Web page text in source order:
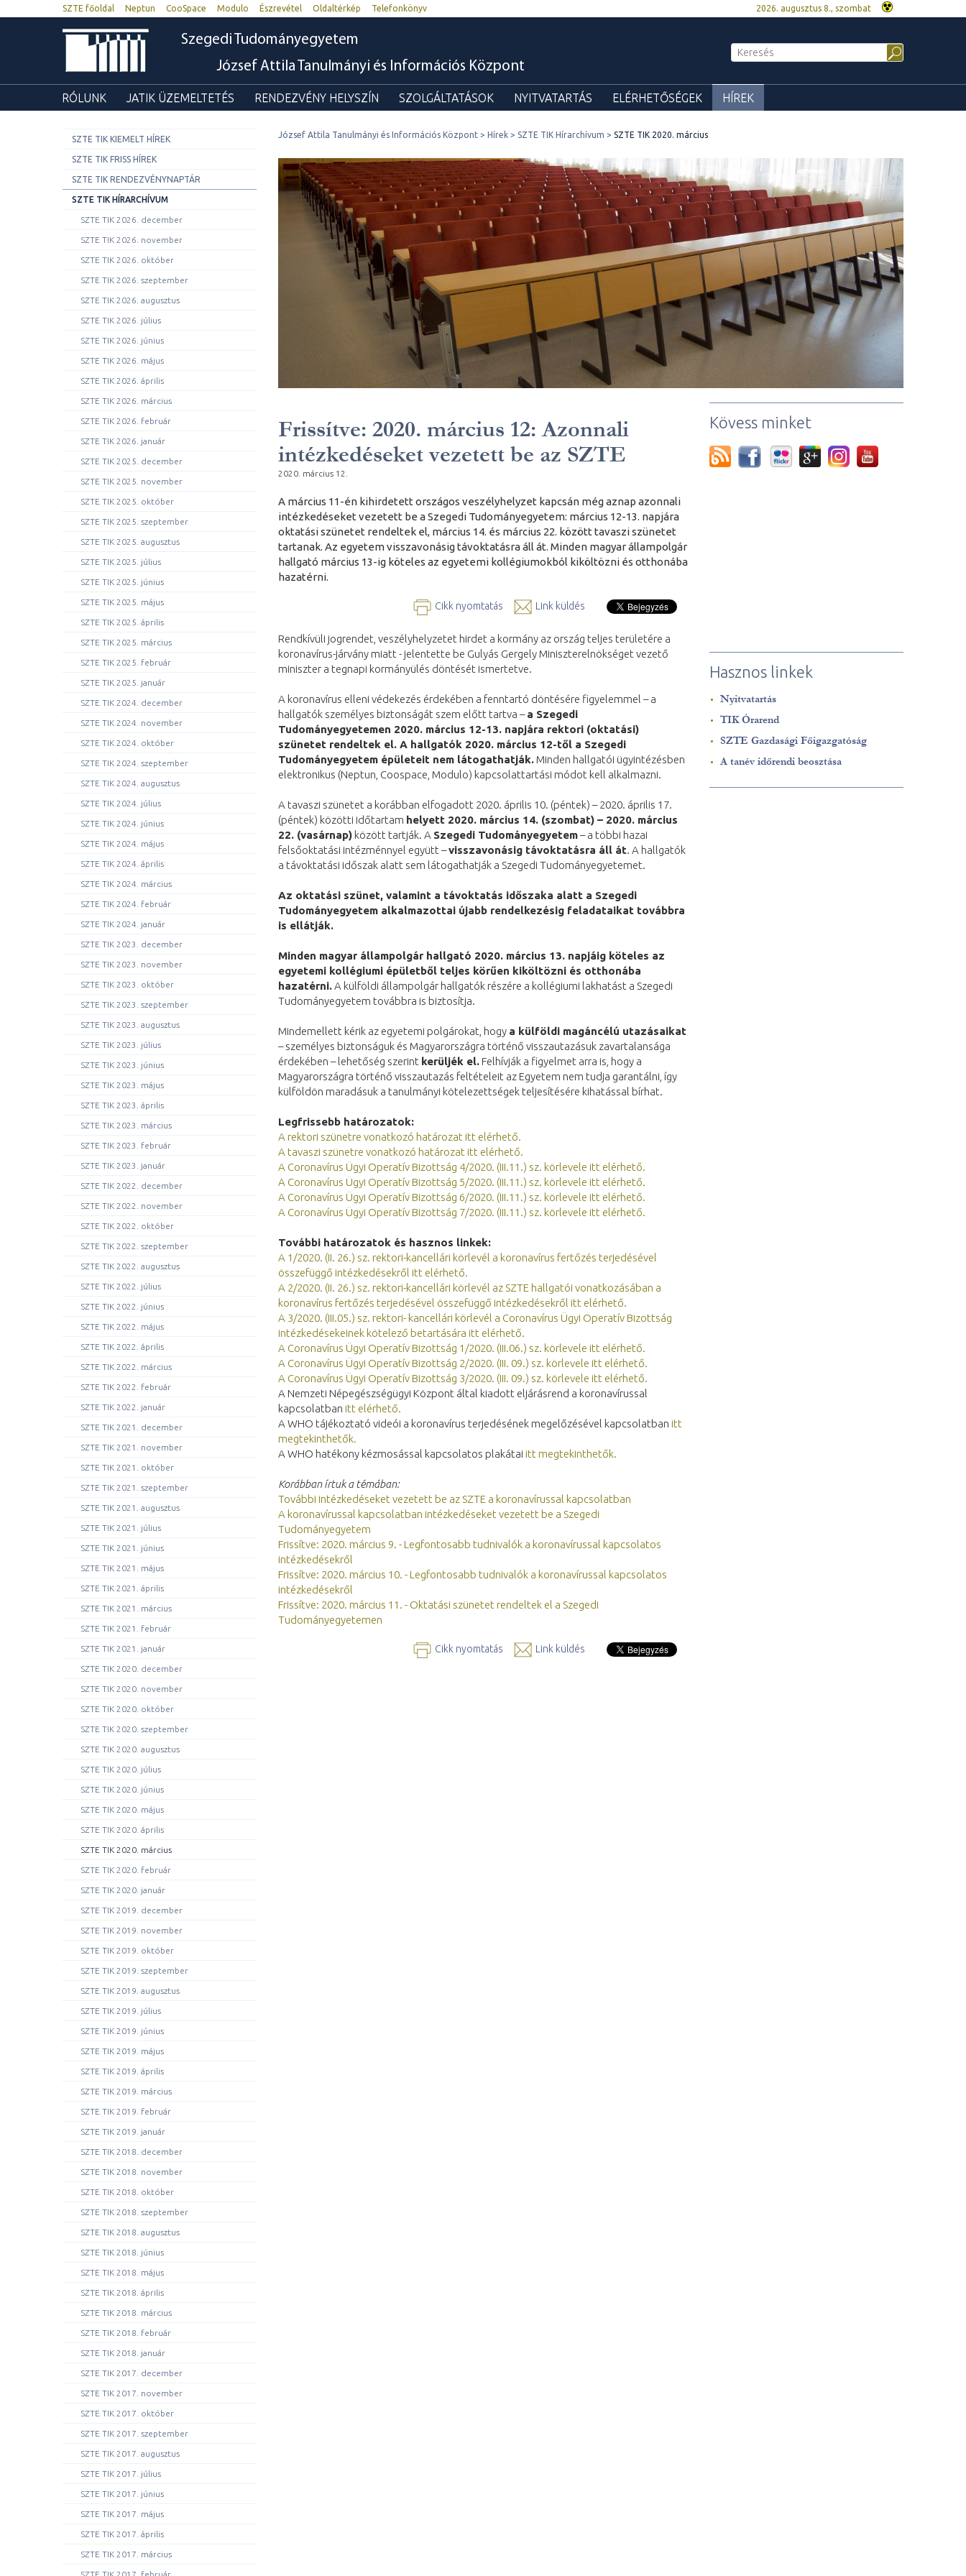
SZTE főoldal Neptun CooSpace Modulo Észrevétel Oldaltérkép Telefonkönyv 2026. augusztus 8., szombat
Szegedi Tudományegyetem
József Attila Tanulmányi és Információs Központ
RÓLUNK JATIK ÜZEMELTETÉS RENDEZVÉNY HELYSZÍN SZOLGÁLTATÁSOK NYITVATARTÁS ELÉRHETŐSÉGEK HÍREK
SZTE TIK KIEMELT HÍREK
SZTE TIK FRISS HÍREK
SZTE TIK RENDEZVÉNYNAPTÁR
SZTE TIK HÍRARCHÍVUM
SZTE TIK 2026. december
SZTE TIK 2026. november
SZTE TIK 2026. október
SZTE TIK 2026. szeptember
SZTE TIK 2026. augusztus
SZTE TIK 2026. július
SZTE TIK 2026. június
SZTE TIK 2026. május
SZTE TIK 2026. április
SZTE TIK 2026. március
SZTE TIK 2026. február
SZTE TIK 2026. január
SZTE TIK 2025. december
SZTE TIK 2025. november
SZTE TIK 2025. október
SZTE TIK 2025. szeptember
SZTE TIK 2025. augusztus
SZTE TIK 2025. július
SZTE TIK 2025. június
SZTE TIK 2025. május
SZTE TIK 2025. április
SZTE TIK 2025. március
SZTE TIK 2025. február
SZTE TIK 2025. január
SZTE TIK 2024. december
SZTE TIK 2024. november
SZTE TIK 2024. október
SZTE TIK 2024. szeptember
SZTE TIK 2024. augusztus
SZTE TIK 2024. július
SZTE TIK 2024. június
SZTE TIK 2024. május
SZTE TIK 2024. április
SZTE TIK 2024. március
SZTE TIK 2024. február
SZTE TIK 2024. január
SZTE TIK 2023. december
SZTE TIK 2023. november
SZTE TIK 2023. október
SZTE TIK 2023. szeptember
SZTE TIK 2023. augusztus
SZTE TIK 2023. július
SZTE TIK 2023. június
SZTE TIK 2023. május
SZTE TIK 2023. április
SZTE TIK 2023. március
SZTE TIK 2023. február
SZTE TIK 2023. január
SZTE TIK 2022. december
SZTE TIK 2022. november
SZTE TIK 2022. október
SZTE TIK 2022. szeptember
SZTE TIK 2022. augusztus
SZTE TIK 2022. július
SZTE TIK 2022. június
SZTE TIK 2022. május
SZTE TIK 2022. április
SZTE TIK 2022. március
SZTE TIK 2022. február
SZTE TIK 2022. január
SZTE TIK 2021. december
SZTE TIK 2021. november
SZTE TIK 2021. október
SZTE TIK 2021. szeptember
SZTE TIK 2021. augusztus
SZTE TIK 2021. július
SZTE TIK 2021. június
SZTE TIK 2021. május
SZTE TIK 2021. április
SZTE TIK 2021. március
SZTE TIK 2021. február
SZTE TIK 2021. január
SZTE TIK 2020. december
SZTE TIK 2020. november
SZTE TIK 2020. október
SZTE TIK 2020. szeptember
SZTE TIK 2020. augusztus
SZTE TIK 2020. július
SZTE TIK 2020. június
SZTE TIK 2020. május
SZTE TIK 2020. április
SZTE TIK 2020. március
SZTE TIK 2020. február
SZTE TIK 2020. január
SZTE TIK 2019. december
SZTE TIK 2019. november
SZTE TIK 2019. október
SZTE TIK 2019. szeptember
SZTE TIK 2019. augusztus
SZTE TIK 2019. július
SZTE TIK 2019. június
SZTE TIK 2019. május
SZTE TIK 2019. április
SZTE TIK 2019. március
SZTE TIK 2019. február
SZTE TIK 2019. január
SZTE TIK 2018. december
SZTE TIK 2018. november
SZTE TIK 2018. október
SZTE TIK 2018. szeptember
SZTE TIK 2018. augusztus
SZTE TIK 2018. június
SZTE TIK 2018. május
SZTE TIK 2018. április
SZTE TIK 2018. március
SZTE TIK 2018. február
SZTE TIK 2018. január
SZTE TIK 2017. december
SZTE TIK 2017. november
SZTE TIK 2017. október
SZTE TIK 2017. szeptember
SZTE TIK 2017. augusztus
SZTE TIK 2017. július
SZTE TIK 2017. június
SZTE TIK 2017. május
SZTE TIK 2017. április
SZTE TIK 2017. március
József Attila Tanulmányi és Információs Központ Hírek SZTE TIK Hírarchívum SZTE TIK 2020. március
Frissítve: 2020. március 12: Azonnali
intézkedéseket vezetett be az SZTE
2020. március 12.
A március 11-én kihirdetett országos veszélyhelyzet kapcsán még aznap azonnali
intézkedéseket vezetett be a Szegedi Tudományegyetem: március 12-13. napjára
oktatási szünetet rendeltek el, március 14. és március 22. között tavaszi szünetet
tartanak. Az egyetem visszavonásig távoktatásra áll át. Minden magyar állampolgár
hallgató március 13-ig köteles az egyetemi kollégiumokból kiköltözni és otthonába
hazatérni.
Cikk nyomtatás Link küldés
Rendkívüli jogrendet, veszélyhelyzetet hirdet a kormány az ország teljes területére a
koronavírus-járvány miatt - jelentette be Gulyás Gergely Miniszterelnökséget vezető
miniszter a tegnapi kormányülés döntését ismertetve.
A koronavírus elleni védekezés érdekében a fenntartó döntésére figyelemmel – a
hallgatók személyes biztonságát szem előtt tartva –a Szegedi
Tudományegyetemen 2020. március 12-13. napjára rektori (oktatási)
szünetet rendeltek el. A hallgatók 2020. március 12-től a Szegedi
Tudományegyetem épületeit nem látogathatják. Minden hallgatói ügyintézésben
elektronikus (Neptun, Coospace, Modulo) kapcsolattartási módot kell alkalmazni.
A tavaszi szünetet a korábban elfogadott 2020. április 10. (péntek) – 2020. április 17.
(péntek) közötti időtartam helyett 2020. március 14. (szombat) – 2020. március
22. (vasárnap) között tartják. A Szegedi Tudományegyetem– a többi hazai
felsőoktatási intézménnyel együtt –visszavonásig távoktatásra áll át. A hallgatók
a távoktatási időszak alatt sem látogathatják a Szegedi Tudományegyetemet.
Az oktatási szünet, valamint a távoktatás időszaka alatt a Szegedi
Tudományegyetem alkalmazottai újabb rendelkezésig feladataikat továbbra
is ellátják.
Minden magyar állampolgár hallgató 2020. március 13. napjáig köteles az
egyetemi kollégiumi épületből teljes körűen kiköltözni és otthonába
hazatérni.A külföldi állampolgár hallgatók részére a kollégiumi lakhatást a Szegedi
Tudományegyetem továbbra is biztosítja.
Mindemellett kérik az egyetemi polgárokat, hogy a külföldi magáncélú utazásaikat
– személyes biztonságuk és Magyarországra történő visszautazásuk zavartalansága
érdekében – lehetőség szerint kerüljék el. Felhívják a figyelmet arra is, hogy a
Magyarországra történő visszautazás feltételeit az Egyetem nem tudja garantálni, így
külföldön maradásuk a tanulmányi kötelezettségek teljesítésére kihatással bírhat.
Legfrissebb határozatok:
A rektori szünetre vonatkozó határozat itt elérhető.
A tavaszi szünetre vonatkozó határozat itt elérhető.
A Coronavírus Ügyi Operatív Bizottság 4/2020. (III.11.) sz. körlevele itt elérhető.
A Coronavírus Ügyi Operatív Bizottság 5/2020. (III.11.) sz. körlevele itt elérhető.
A Coronavírus Ügyi Operatív Bizottság 6/2020. (III.11.) sz. körlevele itt elérhető.
A Coronavírus Ügyi Operatív Bizottság 7/2020. (III.11.) sz. körlevele itt elérhető.
További határozatok és hasznos linkek:
A 1/2020. (II. 26.) sz. rektori-kancellári körlevél a koronavírus fertőzés terjedésével
összefüggő intézkedésekről itt elérhető.
A 2/2020. (II. 26.) sz. rektori-kancellári körlevél az SZTE hallgatói vonatkozásában a
koronavírus fertőzés terjedésével összefüggő intézkedésekről itt elérhető.
A 3/2020. (III.05.) sz. rektori- kancellári körlevél a Coronavírus Ügyi Operatív Bizottság
intézkedésekeinek kötelező betartására itt elérhető.
A Coronavírus Ügyi Operatív Bizottság 1/2020. (III.06.) sz. körlevele itt elérhető.
A Coronavírus Ügyi Operatív Bizottság 2/2020. (III. 09.) sz. körlevele itt elérhető.
A Coronavírus Ügyi Operatív Bizottság 3/2020. (III. 09.) sz. körlevele itt elérhető.
A Nemzeti Népegészségügyi Központ által kiadott eljárásrend a koronavírussal
kapcsolatban itt elérhető.
A WHO tájékoztató videói a koronavírus terjedésének megelőzésével kapcsolatban itt
megtekinthetők.
A WHO hatékony kézmosással kapcsolatos plakátai itt megtekinthetők.
Korábban írtuk a témában:
További intézkedéseket vezetett be az SZTE a koronavírussal kapcsolatban
A koronavírussal kapcsolatban intézkedéseket vezetett be a Szegedi
Tudományegyetem
Frissítve: 2020. március 9. - Legfontosabb tudnivalók a koronavírussal kapcsolatos
intézkedésekről
Frissítve: 2020. március 10. - Legfontosabb tudnivalók a koronavírussal kapcsolatos
intézkedésekről
Frissítve: 2020. március 11. - Oktatási szünetet rendeltek el a Szegedi
Tudományegyetemen
Cikk nyomtatás Link küldés
Kövess minket
Hasznos linkek
Nyitvatartás
TIK Órarend
SZTE Gazdasági Főigazgatóság
A tanév időrendi beosztása